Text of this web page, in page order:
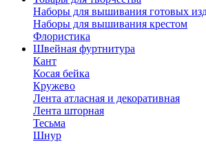
Наборы для вышивания готовых
Наборы для вышивания крестом
Флористика
Швейная фуртнитура
Кант
Косая бейка
Кружево
Лента aтласная и декоративная
Лента шторная
Тесьма
Шнур